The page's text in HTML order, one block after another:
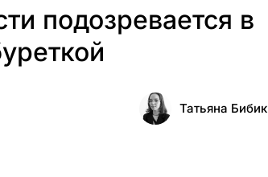
подозревается в
Татьяна Бибик